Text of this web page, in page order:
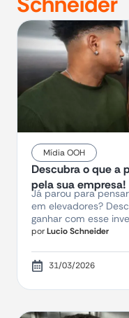
Mídia OOH
Descubra o que a
pela sua empresa!
Já parou para
em elevadores?
ganhar com esse
porLucio Schneider
31/03/2026